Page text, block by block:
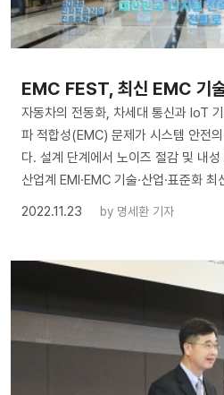
EMC FEST, 최신 EMC 기
자동차의 전동화, 차세대 통신과 IoT
파 적합성(EMC) 문제가 시스템 안전
다. 설계 단계에서 노이즈 절감 및 내
산업계 EMI·EMC 기술·산업·표준화
2022.11.23
by 명세환 기자